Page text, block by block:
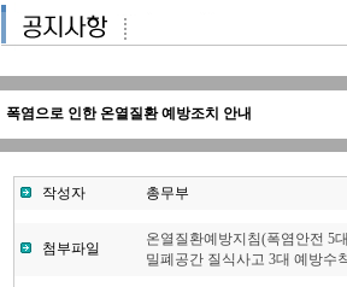
폭염으로 인한 온열질환 예방조치 안내
작성자 총무부
첨부파일
온열질환예방지침(폭염안전 5
밀폐공간 질식사고 3대 예방수